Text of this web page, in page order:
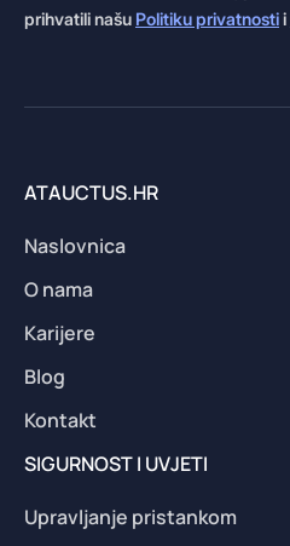
prihvatili našu Politiku privatnostii
ATAUCTUS.HR
Naslovnica
O nama
Karijere
Blog
Kontakt
SIGURNOST I UVJETI
Upravljanje pristankom